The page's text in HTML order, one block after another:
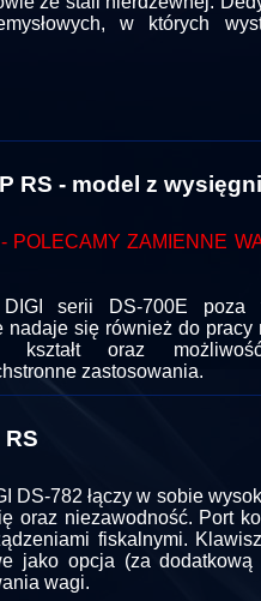
w których
RS - model z
POLECAMY ZAMIENNE
serii DS-700E poza
się również do pracy
kształt oraz
zastosowania.
DS-782 łączy w sobie
oraz niezawodność. Port
fiskalnymi.
jako opcja (za dodatkową
wagi.